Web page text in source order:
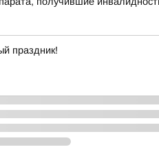
праздник!